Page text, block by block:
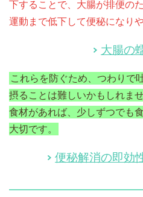
下することで、大腸が排便の
運動まで低下して便秘になり
大腸の
これらを防ぐため、つわりで
摂ることは難しいかもしれま
食材があれば、少しずつでも
大切です。
便秘解消の即効